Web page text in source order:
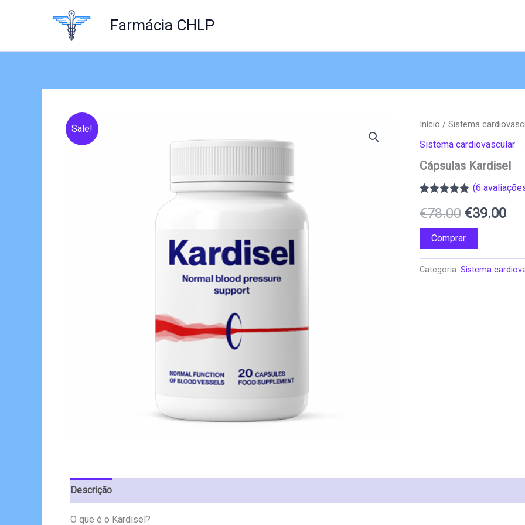
Farmácia CHLP
Sale! Início /Sistema
Sistema cardiovascular
Cápsulas Kardisel
com4.83em
5 com base
em
classificações
de clientes
(6
€78.00 O
preço
original
€39.00O
Comprar
Categoria:Sistema
Descrição
O que é o Kardisel?